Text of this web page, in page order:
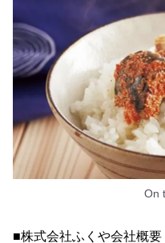
On
■株式会社ふくや会社概要